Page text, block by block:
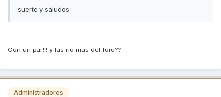
suerte y saludos
Con un par!!! y las normas del foro??
Administradores